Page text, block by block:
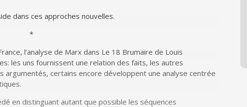
dans ces approches nouvelles.
*
, l’analyse de Marx dans Le 18 Brumaire de Louis
les uns fournissent une relation des faits, les autres
certains encore développent une analyse centrée
en distinguant autant que possible les séquences